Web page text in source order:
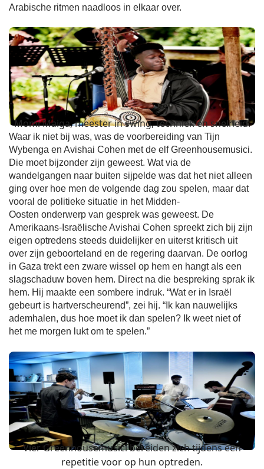
Arabische ritmen naadloos in elkaar over.
Momi Maiga, meester in swing, techniek en snelheid.
Waar ik niet bij was, was de voorbereiding van Tijn
Wybenga en Avishai Cohen met de elf Greenhousemusici.
Die moet bijzonder zijn geweest. Wat via de
wandelgangen naar buiten sijpelde was dat het niet alleen
ging over hoe men de volgende dag zou spelen, maar dat
vooral de politieke situatie in het Midden-
Oosten onderwerp van gesprek was geweest. De
Amerikaans-Israëlische Avishai Cohen spreekt zich bij zijn
eigen optredens steeds duidelijker en uiterst kritisch uit
over zijn geboorteland en de regering daarvan. De oorlog
in Gaza trekt een zware wissel op hem en hangt als een
slagschaduw boven hem. Direct na die bespreking sprak ik
hem. Hij maakte een sombere indruk. “Wat er in Israël
gebeurt is hartverscheurend”, zei hij. “Ik kan nauwelijks
ademhalen, dus hoe moet ik dan spelen? Ik weet niet of
het me morgen lukt om te spelen.”
Vier Greenhousemusici bereiden zich tijdens een
repetitie voor op hun optreden.